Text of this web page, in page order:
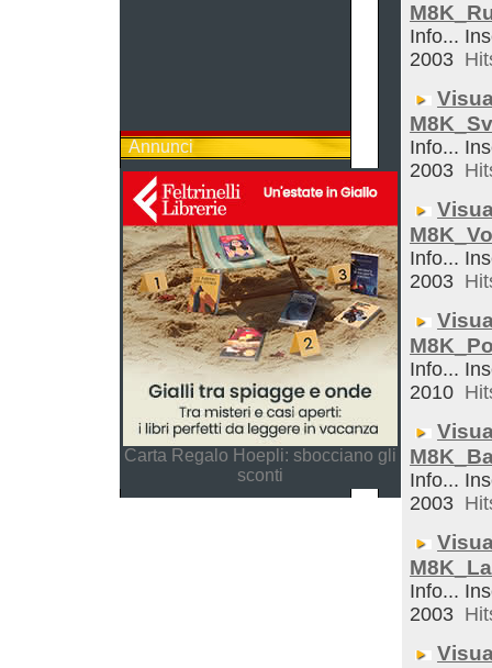
Annunci
Carta Regalo Hoepli: sbocciano gli
sconti
Info...
2003
Info...
2003
Info...
2003
Info...
2010
Info...
2003
Info...
2003